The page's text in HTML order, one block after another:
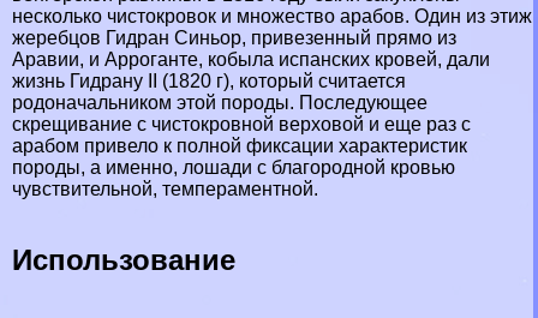
несколько чистокровок и множество арабов. Один из этиж
жеребцов Гидран Синьор, привезенный прямо из
Аравии, и Арроганте, кобыла испанских кровей, дали
жизнь Гидрану II (1820 г), который считается
родоначальником этой породы. Последующее
скрещивание с чистокровной верховой и еще раз с
арабом привело к полной фиксации хаpaктеристик
породы, а именно, лошади с благородной кровью
чувствительной, темпераментной.
Использование